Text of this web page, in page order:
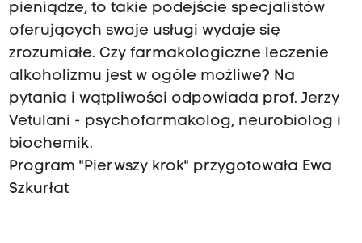
pieniądze, to takie podejście specjalistów
oferujących swoje usługi wydaje się
zrozumiałe. Czy farmakologiczne leczenie
alkoholizmu jest w ogóle możliwe? Na
pytania i wątpliwości odpowiada prof. Jerzy
Vetulani - psychofarmakolog, neurobiolog i
biochemik.
Program "Pierwszy krok" przygotowała Ewa
Szkurłat